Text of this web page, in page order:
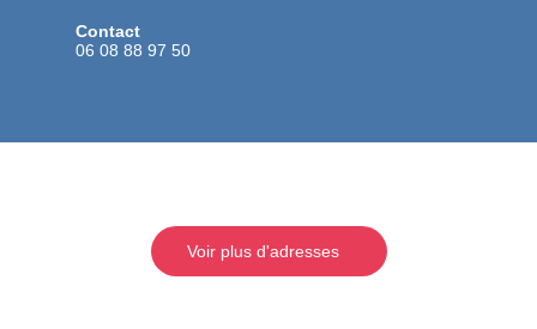
Contact
06 08 88 97 50
Voir plus d'adresses